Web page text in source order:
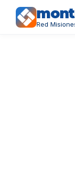
Red